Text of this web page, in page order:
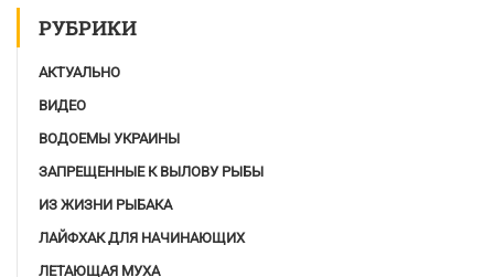
РУБРИКИ
АКТУАЛЬНО
ВИДЕО
ВОДОЕМЫ УКРАИНЫ
ЗАПРЕЩЕННЫЕ К ВЫЛОВУ РЫБЫ
ИЗ ЖИЗНИ РЫБАКА
ЛАЙФХАК ДЛЯ НАЧИНАЮЩИХ
ЛЕТАЮЩАЯ МУХА